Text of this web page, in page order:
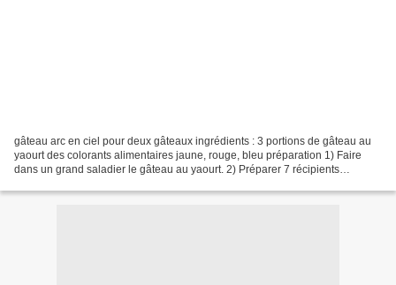
gâteau arc en ciel pour deux gâteaux ingrédients : 3 portions de gâteau au
yaourt des colorants alimentaires jaune, rouge, bleu préparation 1) Faire
dans un grand saladier le gâteau au yaourt. 2) Préparer 7 récipients